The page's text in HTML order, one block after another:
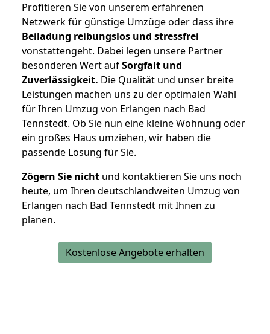
Profitieren Sie von unserem erfahrenen
Netzwerk für günstige Umzüge oder dass ihre
Beiladung reibungslos und stressfrei
vonstattengeht. Dabei legen unsere Partner
besonderen Wert aufSorgfalt und
Zuverlässigkeit. Die Qualität und unser breite
Leistungen machen uns zu der optimalen Wahl
für Ihren Umzug von Erlangen nach Bad
Tennstedt. Ob Sie nun eine kleine Wohnung oder
ein großes Haus umziehen, wir haben die
passende Lösung für Sie.
Zögern Sie nicht und kontaktieren Sie uns noch
heute, um Ihren deutschlandweiten Umzug von
Erlangen nach Bad Tennstedt mit Ihnen zu
planen.
Kostenlose Angebote erhalten